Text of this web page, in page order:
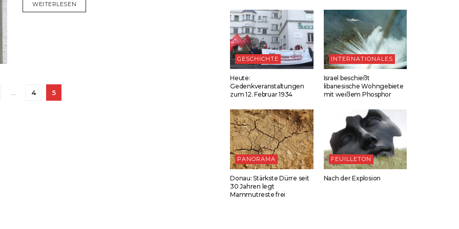
WEITERLESEN
… 4 5
GESCHICHTE
Heute:
Gedenkveranstaltungen
zum 12. Februar 1934
INTERNATIONALES
Israel beschießt
libanesische Wohngebiete
mit weißem Phosphor
PANORAMA
Donau: Stärkste Dürre seit
30 Jahren legt
Mammutreste frei
FEUILLETON
Nach der Explosion